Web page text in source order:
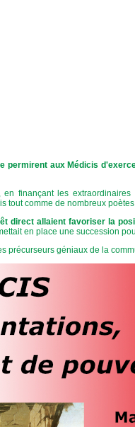
permirent aux Médicis
les extraordinaires
tout comme de nombreux
direct allaient favoriser la
en place une succession
géniaux de la